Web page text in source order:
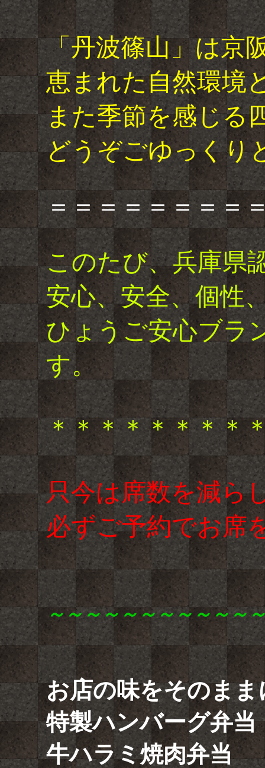
「丹波篠山」は京
恵まれた自然環境
また季節を感じる
どうぞごゆっくり
＝＝＝＝＝＝＝＝
このたび、兵庫県
安心、安全、個性
ひょうご安心ブラ
す。
＊＊＊＊＊＊＊＊
只今は席数を減ら
必ずご予約でお席
～～～～～～～～～～～
お店の味をそのま
特製ハンバーグ
牛ハラミ焼肉弁